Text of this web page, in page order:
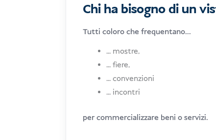
Chi ha bisogno di un
Tutti coloro che frequentano...
... mostre,
... fiere,
... convenzioni
... incontri
per commercializzare beni o servizi.